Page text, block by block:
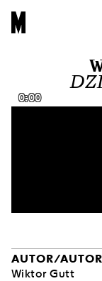
0:00
AUTOR/
Wiktor Gutt